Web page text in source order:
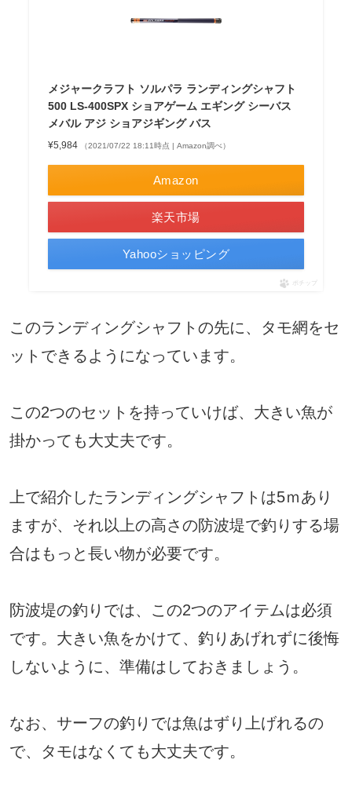
メジャークラフト ソルパラ ランディングシャフト
500 LS-400SPX ショアゲーム エギング シーバス
メバル アジ ショアジギング バス
¥5,984 （2021/07/22 18:11時点 | Amazon調べ）
Amazon
楽天市場
Yahooショッピング
ポチップ
このランディングシャフトの先に、タモ網をセ
ットできるようになっています。
この2つのセットを持っていけば、大きい魚が
掛かっても大丈夫です。
上で紹介したランディングシャフトは5ｍあり
ますが、それ以上の高さの防波堤で釣りする場
合はもっと長い物が必要です。
防波堤の釣りでは、この2つのアイテムは必須
です。大きい魚をかけて、釣りあげれずに後悔
しないように、準備はしておきましょう。
なお、サーフの釣りでは魚はずり上げれるの
で、タモはなくても大丈夫です。